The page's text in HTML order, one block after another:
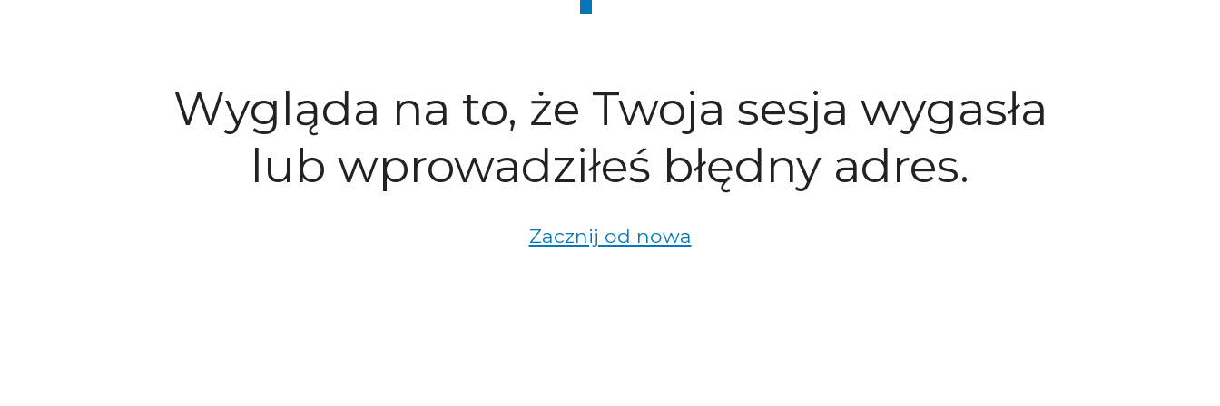
Wygląda na to, że Twoja sesja wygasła
lub wprowadziłeś błędny adres.
Zacznij od nowa